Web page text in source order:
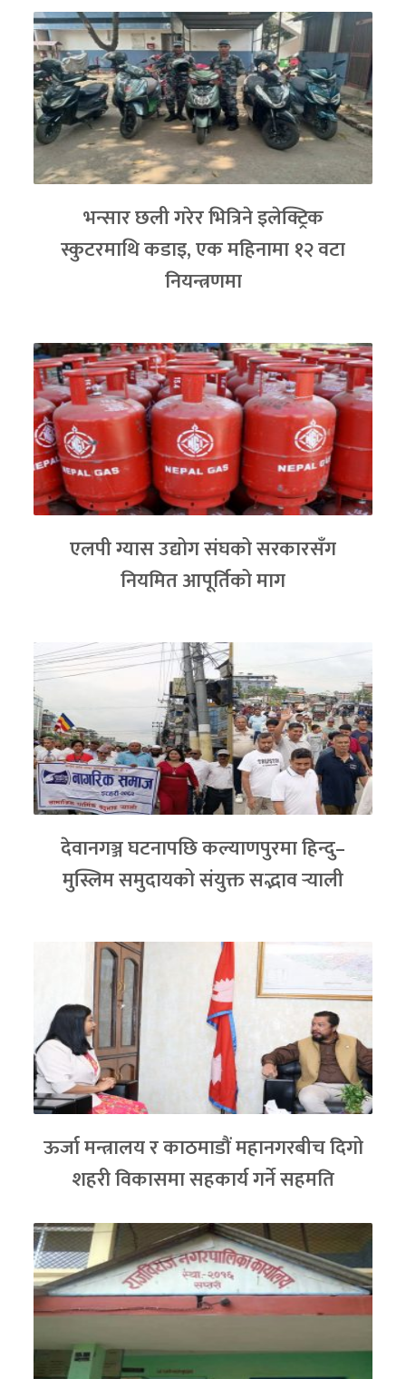
भन्सार छली गरेर भित्रिने इलेक्ट्रिक
स्कुटरमाथि कडाइ, एक महिनामा १२ वटा
नियन्त्रणमा
एलपी ग्यास उद्योग संघको सरकारसँग
नियमित आपूर्तिको माग
देवानगञ्ज घटनापछि कल्याणपुरमा हिन्दु–
मुस्लिम समुदायको संयुक्त सद्भाव र्‍याली
ऊर्जा मन्त्रालय र काठमाडौं महानगरबीच दिगो
शहरी विकासमा सहकार्य गर्ने सहमति